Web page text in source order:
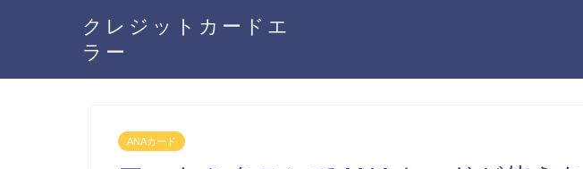
クレジットカードエ
ラー
ANAカード